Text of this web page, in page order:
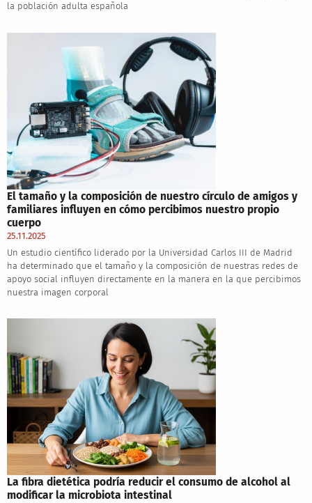
la población adulta española
El tamaño y la composición de nuestro círculo de amigos y
familiares influyen en cómo percibimos nuestro propio
cuerpo
25.11.2025
Un estudio científico liderado por la Universidad Carlos III de Madrid
ha determinado que el tamaño y la composición de nuestras redes de
apoyo social influyen directamente en la manera en la que percibimos
nuestra imagen corporal
La fibra dietética podría reducir el consumo de alcohol al
modificar la microbiota intestinal